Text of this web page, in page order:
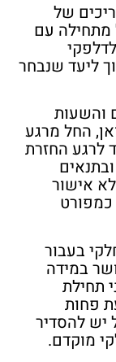
של
מתחילה עם
ליעד שנבחר
והשעות
החל מרגע
לרגע החזרת
אישור
כמפורט
בעבור
במידה
תחילת
פחות
יש להסדיר
מוקדם.